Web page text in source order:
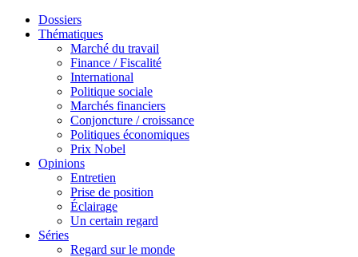
Dossiers
Thématiques
Marché du travail
Finance / Fiscalité
International
Politique sociale
Marchés financiers
Conjoncture / croissance
Politiques économiques
Prix Nobel
Opinions
Entretien
Prise de position
Éclairage
Un certain regard
Séries
Regard sur le monde